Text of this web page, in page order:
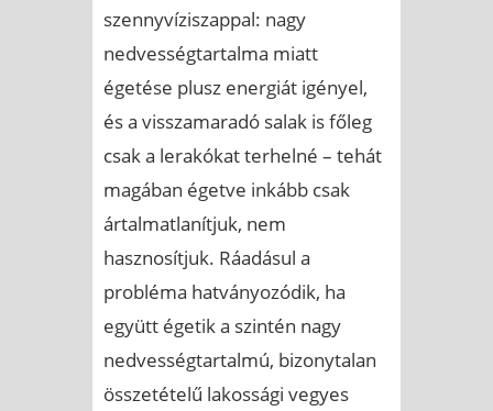
szennyvíziszappal: nagy
nedvességtartalma miatt
égetése plusz energiát igényel,
és a visszamaradó salak is főleg
csak a lerakókat terhelné – tehát
magában égetve inkább csak
ártalmatlanítjuk, nem
hasznosítjuk. Ráadásul a
probléma hatványozódik, ha
együtt égetik a szintén nagy
nedvességtartalmú, bizonytalan
összetételű lakossági vegyes